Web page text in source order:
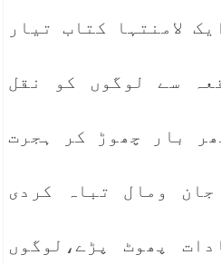
لامنتہا کتاب تیار
سے لوگوں کو نقل
بار چھوڑ کر ہجرت
جان ومال تباہ کردی
پھوٹ پڑے،لوگوں